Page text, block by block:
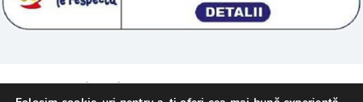
© 2011 – [year] Fundatia Simile. Toate drepturile